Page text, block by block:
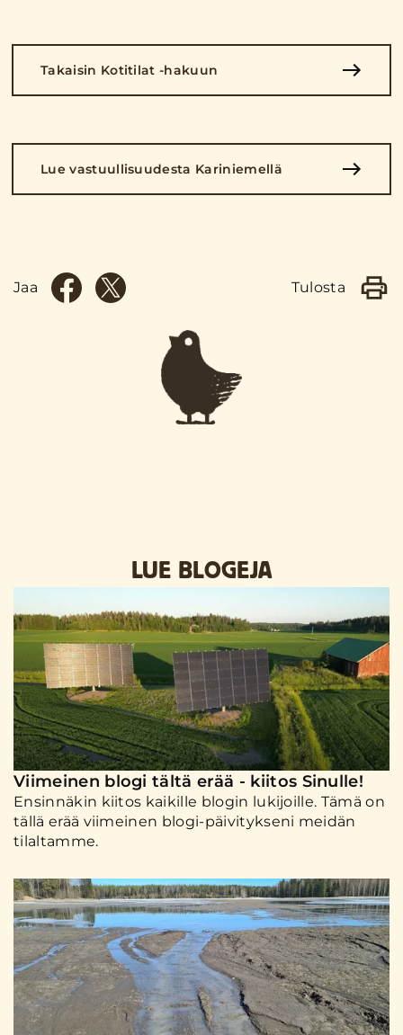
Takaisin Kotitilat -hakuun
Lue vastuullisuudesta Kariniemellä
Jaa Tulosta
LUE BLOGEJA
Viimeinen blogi tältä erää - kiitos Sinulle!
Ensinnäkin kiitos kaikille blogin lukijoille. Tämä on
tällä erää viimeinen blogi-päivitykseni meidän
tilaltamme.